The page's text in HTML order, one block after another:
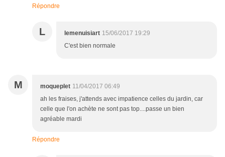
Répondre
L lemenuisiart 15/06/2017 19:29
C'est bien normale
M moqueplet 11/04/2017 06:49
ah les fraises, j'attends avec impatience celles du jardin, car
celle que l'on achète ne sont pas top....passe un bien
agréable mardi
Répondre